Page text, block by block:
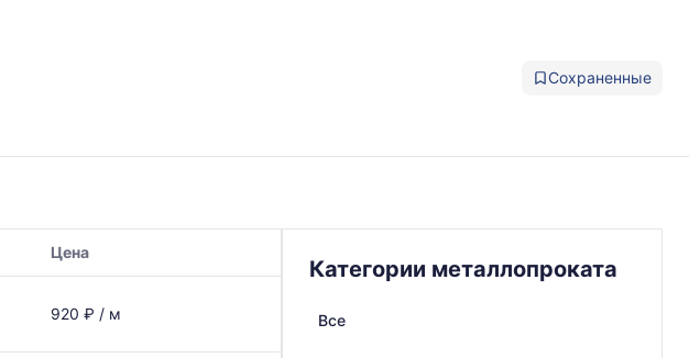
Сохраненные
Цена
920 ₽ / м
Категории металлопроката
Все